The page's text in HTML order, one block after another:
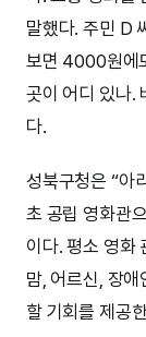
말했다. 주민 D
보면 4000원에
곳이 어디 있나.
다.
성북구청은 “아
초 공립 영화관
이다. 평소 영화
맘, 어르신, 장
할 기회를 제공